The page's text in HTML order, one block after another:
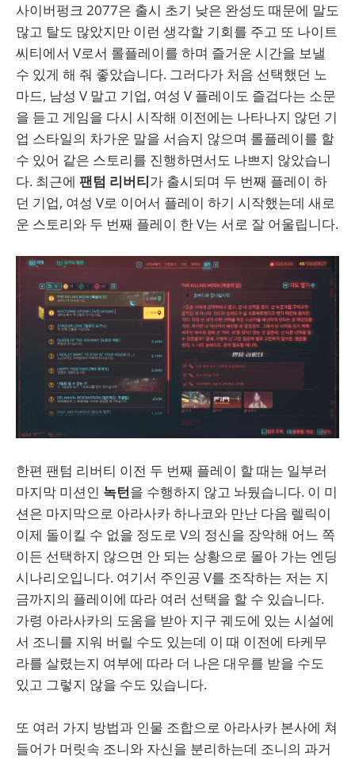
사이버펑크 2077은 출시 초기 낮은 완성도 때문에 말도
많고 탈도 많았지만 이런 생각할 기회를 주고 또 나이트
씨티에서 V로서 롤플레이를 하며 즐거운 시간을 보낼
수 있게 해 줘 좋았습니다. 그러다가 처음 선택했던 노
마드, 남성 V 말고 기업, 여성 V 플레이도 즐겁다는 소문
을 듣고 게임을 다시 시작해 이전에는 나타나지 않던 기
업 스타일의 차가운 말을 서슴지 않으며 롤플레이를 할
수 있어 같은 스토리를 진행하면서도 나쁘지 않았습니
다. 최근에 팬텀 리버티가 출시되며 두 번째 플레이 하
던 기업, 여성 V로 이어서 플레이 하기 시작했는데 새로
운 스토리와 두 번째 플레이 한 V는 서로 잘 어울립니다.
한편 팬텀 리버티 이전 두 번째 플레이 할 때는 일부러
마지막 미션인 녹턴을 수행하지 않고 놔뒀습니다. 이 미
션은 마지막으로 아라사카 하나코와 만난 다음 렐릭이
이제 돌이킬 수 없을 정도로 V의 정신을 장악해 어느 쪽
이든 선택하지 않으면 안 되는 상황으로 몰아 가는 엔딩
시나리오입니다. 여기서 주인공 V를 조작하는 저는 지
금까지의 플레이에 따라 여러 선택을 할 수 있습니다.
가령 아라사카의 도움을 받아 지구 궤도에 있는 시설에
서 조니를 지워 버릴 수도 있는데 이 때 이전에 타케무
라를 살렸는지 여부에 따라 더 나은 대우를 받을 수도
있고 그렇지 않을 수도 있습니다.
또 여러 가지 방법과 인물 조합으로 아라사카 본사에 쳐
들어가 머릿속 조니와 자신을 분리하는데 조니의 과거